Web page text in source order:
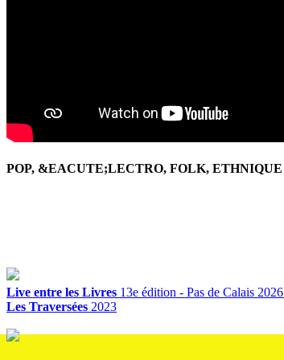
POP, &EACUTE;LECTRO, FOLK, ETHNIQUE
Live entre les Livres 13e édition - Pas de Calais 2026
Les Traversées 2023